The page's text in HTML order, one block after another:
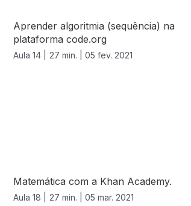
Aprender algoritmia (sequência) na
plataforma code.org
Aula 14 | 27 min. | 05 fev. 2021
Matemática com a Khan Academy.
Aula 18 | 27 min. | 05 mar. 2021